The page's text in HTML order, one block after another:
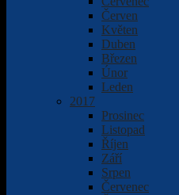
Červen
Květen
Duben
Březen
Únor
Leden
2017
Prosinec
Listopad
Říjen
Září
Srpen
Červenec